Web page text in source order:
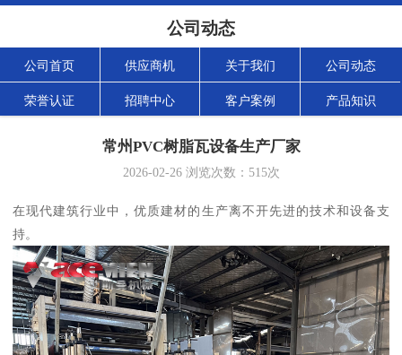
公司动态
公司首页 供应商机 关于我们 公司动态
荣誉认证 招聘中心 客户案例 产品知识
常州PVC树脂瓦设备生产厂家
2026-02-26浏览次数： 515次
在现代建筑行业中，优质建材的生产离不开先进的技术和设备支
持。